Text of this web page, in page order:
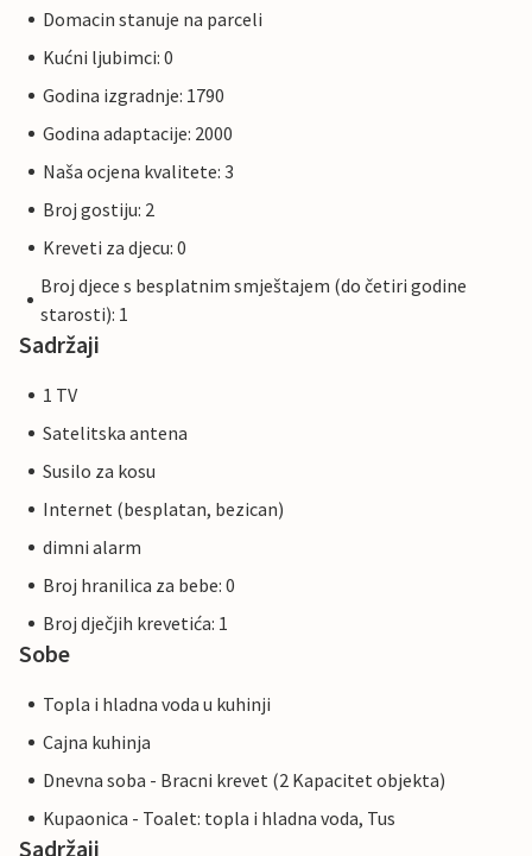
Domacin stanuje na parceli
Kućni ljubimci: 0
Godina izgradnje: 1790
Godina adaptacije: 2000
Naša ocjena kvalitete: 3
Broj gostiju: 2
Kreveti za djecu: 0
Broj djece s besplatnim smještajem (do četiri godine
starosti): 1
Sadržaji
1 TV
Satelitska antena
Susilo za kosu
Internet (besplatan, bezican)
dimni alarm
Broj hranilica za bebe: 0
Broj dječjih krevetića: 1
Sobe
Topla i hladna voda u kuhinji
Cajna kuhinja
Dnevna soba - Bracni krevet (2 Kapacitet objekta)
Kupaonica - Toalet: topla i hladna voda, Tus
Sadržaji